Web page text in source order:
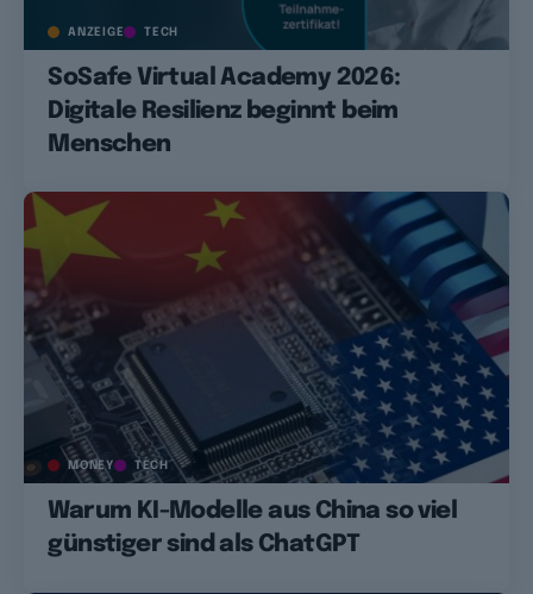
ANZEIGE TECH
SoSafe Virtual Academy 2026:
Digitale Resilienz beginnt beim
Menschen
MONEY TECH
Warum KI-Modelle aus China so viel
günstiger sind als ChatGPT